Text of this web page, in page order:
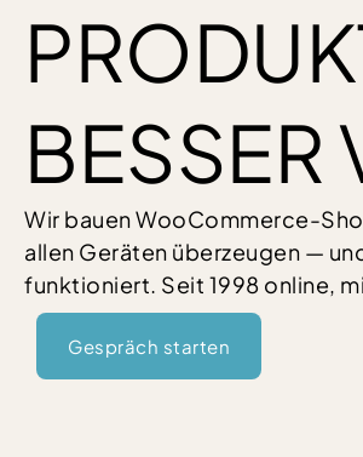
BESSER
Wir bauen WooCommerce-
allen Geräten überzeugen —
funktioniert. Seit 1998 online,
Gespräch starten